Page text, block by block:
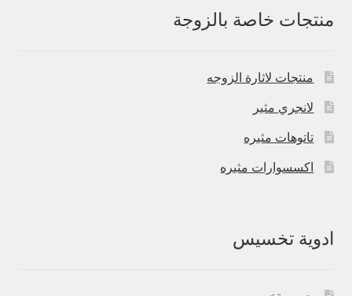
منتجات خاصة بالزوجة
منتجات لاثارة الزوجه
لانجري مثير
تاتوهات مثيره
اكسسوارات مثيره
ادوية تخسيس